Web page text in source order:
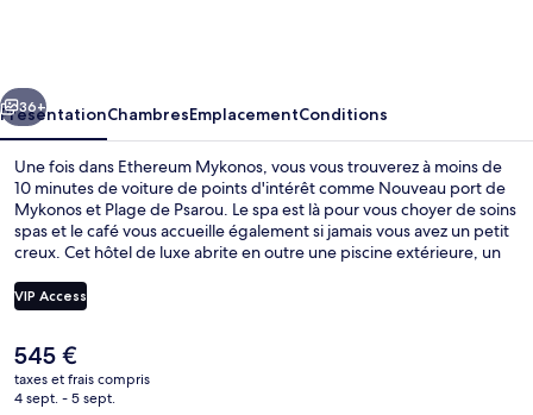
Suivant
36+
PrésentationChambresEmplacementConditions
Une fois dans Ethereum Mykonos, vous vous trouverez à moins de
10 minutes de voiture de points d'intérêt comme Nouveau port de
Mykonos et Plage de Psarou. Le spa est là pour vous choyer de soins
spas et le café vous accueille également si jamais vous avez un petit
creux. Cet hôtel de luxe abrite en outre une piscine extérieure, un
VIP Access
Le
prix
actuel
545 €
taxes et frais compris
4 sept. - 5 sept.